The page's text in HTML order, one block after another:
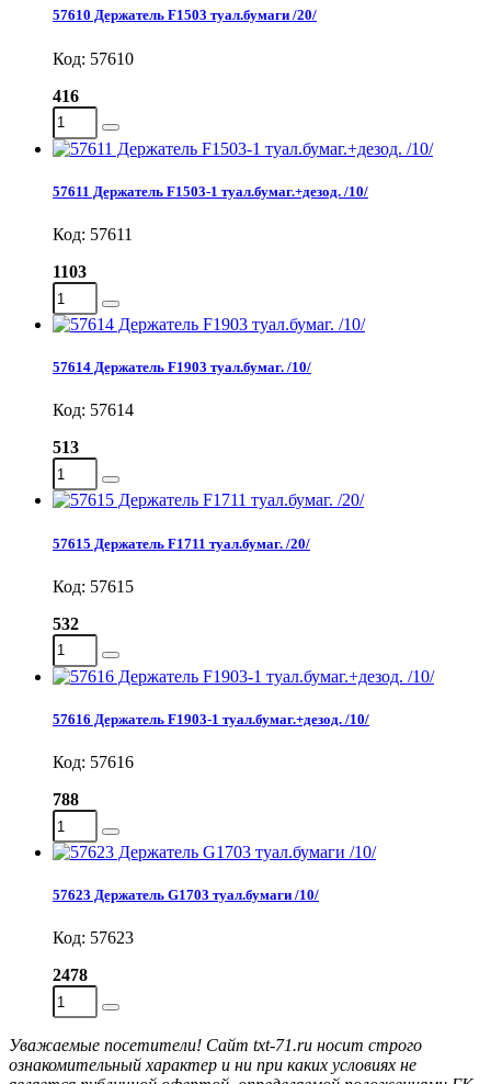
57610 Держатель F1503 туал.бумаги /20/
Код: 57610
416
57611 Держатель F1503-1 туал.бумаг.+дезод. /10/
Код: 57611
1103
57614 Держатель F1903 туал.бумаг. /10/
Код: 57614
513
57615 Держатель F1711 туал.бумаг. /20/
Код: 57615
532
57616 Держатель F1903-1 туал.бумаг.+дезод. /10/
Код: 57616
788
57623 Держатель G1703 туал.бумаги /10/
Код: 57623
2478
Уважаемые посетители! Сайт txt-71.ru носит строго
ознакомительный характер и ни при каких условиях не